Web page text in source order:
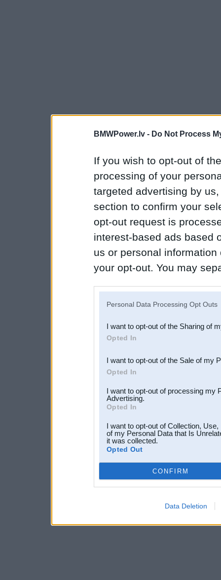
BMWPower.lv - Do Not Process
If you wish to opt-out of
processing of your
targeted advertising by
section to confirm your
opt-out request is
interest-based ads based
us or personal
your opt-out. You may
Downstream Participants
third parties.
Personal Data Processing Opt Outs
I want to opt-out of the Sharing of
Opted In
I want to opt-out of the Sale of my
Opted In
I want to opt-out of processing my
Advertising.
Opted In
I want to opt-out of Collection,
of my Personal Data that Is
it was collected.
Opted Out
CONFIRM
Data Deletion